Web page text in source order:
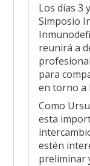
Los días 3
Simposio
reunirá a
para
en torno a
Como
esta
estén
preliminar